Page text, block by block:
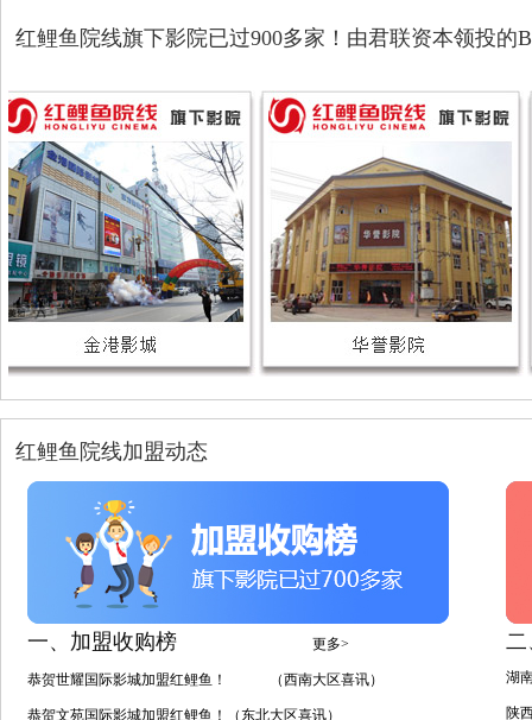
红鲤鱼院线旗下影院已过900多家！由君联资本领投的
红鲤鱼院线加盟动态
一、加盟收购榜 更多>
恭贺世耀国际影城加盟红鲤鱼！ （西南大区喜讯）
恭贺文苑国际影城加盟红鲤鱼！（东北大区喜讯）
二
湖
陕